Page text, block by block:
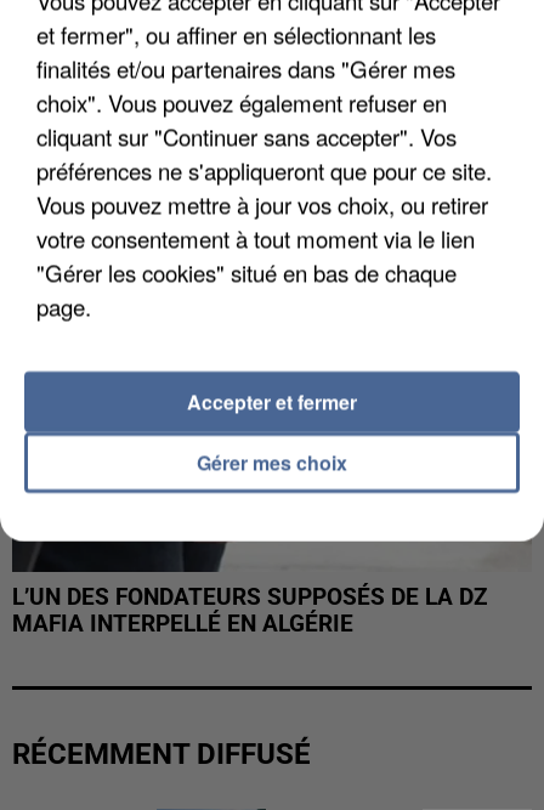
APRÈS TOUTES CES CANICULES, LES REFUGES
DE FAUNE SAUVAGE SONT...
L’UN DES FONDATEURS SUPPOSÉS DE LA DZ
MAFIA INTERPELLÉ EN ALGÉRIE
RÉCEMMENT DIFFUSÉ
et fermer", ou affiner en sélectionnant les
finalités et/ou partenaires dans "Gérer mes
choix". Vous pouvez également refuser en
cliquant sur "Continuer sans accepter". Vos
préférences ne s'appliqueront que pour ce site.
Vous pouvez mettre à jour vos choix, ou retirer
votre consentement à tout moment via le lien
"Gérer les cookies" situé en bas de chaque
page.
Gérer mes choix
Accepter et fermer